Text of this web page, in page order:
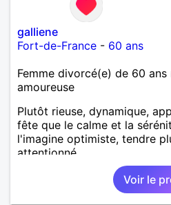
galliene
Fort-de-France - 60 ans
Femme divorcé(e) de 60
amoureuse
Plutôt rieuse, dynamique,
fête que le calme et la
l'imagine optimiste, tendre
attentionné.
Voir le